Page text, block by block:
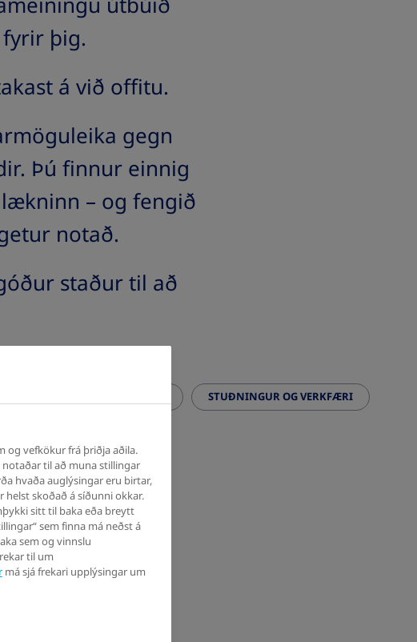
þig.
á við offitu.
gegn
Þú finnur einnig
– og fengið
notað.
staður til að
STUÐNINGUR OG VERKFÆRI
Sóttkví og félagsleg einangrun
og vefkökur frá þriðja aðila.
til að muna stillingar
hvaða auglýsingar eru birtar,
skoðað á síðunni okkar.
sitt til baka eða breytt
sem finna má neðst á
sem og vinnslu
til um
má sjá frekari upplýsingar um